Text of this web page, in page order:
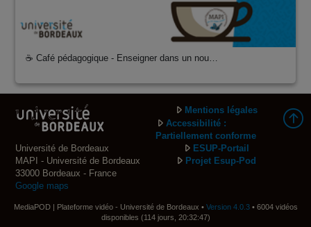
☕ Café pédagogique - Enseigner dans un nou…
Université de Bordeaux
MAPI - Université de Bordeaux
33000 Bordeaux - France
Google maps
Mentions légales
Accessibilité :
Partiellement conforme
ESUP-Portail
Projet Esup-Pod
MediaPOD | Plateforme vidéo - Université de Bordeaux • Version 4.0.3• 6004 vidéos
disponibles (114 jours, 20:32:47)